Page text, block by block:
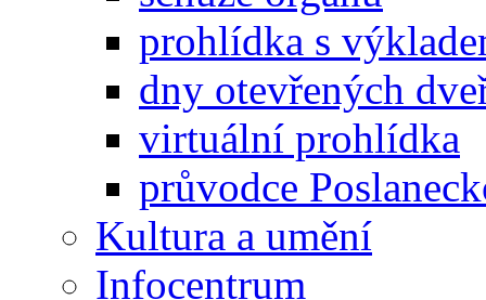
prohlídka s
dny otevřených
virtuální prohlídka
průvodce
Kultura a umění
Infocentrum